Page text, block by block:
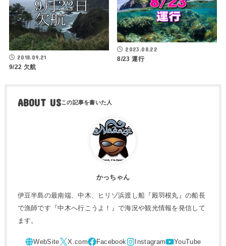
2018.09.21
9/22 欠航
2023.08.22
8/23 運行
ABOUT US
かっちゃん
伊豆半島の最南端、中木、ヒリゾ浜渡し船『殿羽根丸』の船長
で漁師です『中木へ行こうよ！』で海況や観光情報を発信して
ます。